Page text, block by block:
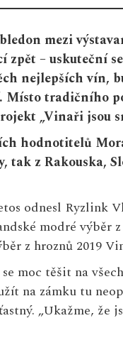
mezi
– uskuteční
nejlepších vín,
Místo tradičního
„Vinaři jsou
hodnotitelů
tak z Rakouska,
odnesl Ryzlink
modré výběr
z hroznů 2019
moc těšit na
na zámku tu
„Ukažme, že